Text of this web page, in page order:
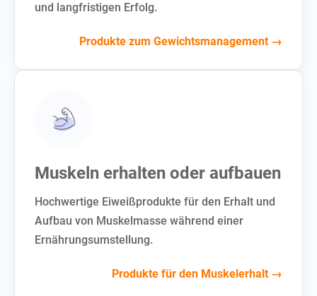
und langfristigen Erfolg.
Produkte zum Gewichtsmanagement →
Muskeln erhalten oder aufbauen
Hochwertige Eiweißprodukte für den Erhalt und
Aufbau von Muskelmasse während einer
Ernährungsumstellung.
Produkte für den Muskelerhalt →